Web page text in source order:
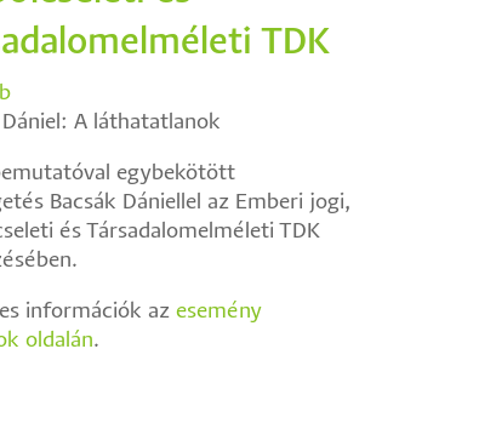
TDK
-
Dániel:
A
láthatatlanok,
Emberi
Jogi,
Jogbölcseleti
Dániel: A láthatatlanok
egybekötött
Bacsák Dániellel az Emberi jogi,
és Társadalomelméleti TDK
információk az esemény
oldalán.